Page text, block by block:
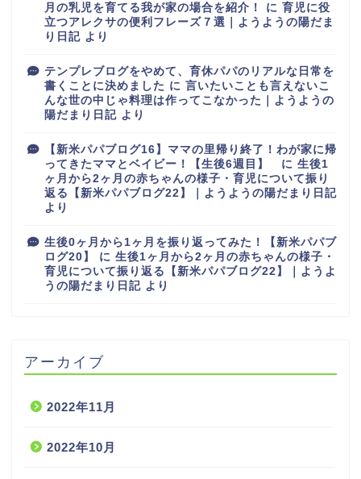
月の乳児を育てる我が家の場合を紹介！
に 育児に役
立つアレクサの便利フレーズ７選｜ようようの陽だま
り日記 より
テンプレブログをやめて、育休パパのリアルな日常を
書くことに決めました に 言いたいことも言えないこ
んな世の中じゃ料理は作ってこなかった｜ようようの
陽だまり日記 より
【新米パパブログ16】ママの里帰り終了！わが家に帰
ってきたママとベイビー！【生後6週目】
に 生後1
ヶ月から2ヶ月の赤ちゃんの様子・育児について振り
返る【新米パパブログ22】｜ようようの陽だまり日記
より
生後0ヶ月から1ヶ月を振り返ってみた！【新米パパブ
ログ20】
に 生後1ヶ月から2ヶ月の赤ちゃんの様子・
育児について振り返る【新米パパブログ22】｜ようよ
うの陽だまり日記 より
アーカイブ
2022年11月
2022年10月